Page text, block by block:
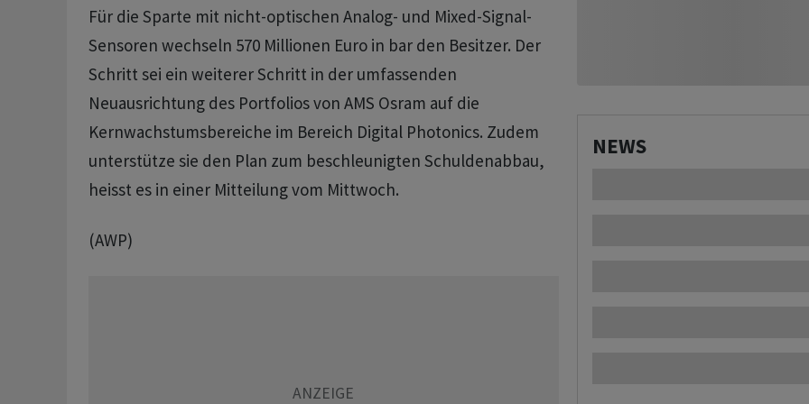
Für die Sparte mit nicht-optischen Analog- und Mixed-Signal-
Sensoren wechseln 570 Millionen Euro in bar den Besitzer. Der
Schritt sei ein weiterer Schritt in der umfassenden
Neuausrichtung des Portfolios von AMS Osram auf die
Kernwachstumsbereiche im Bereich Digital Photonics. Zudem
unterstütze sie den Plan zum beschleunigten Schuldenabbau,
heisst es in einer Mitteilung vom Mittwoch.
(AWP)
NEWS